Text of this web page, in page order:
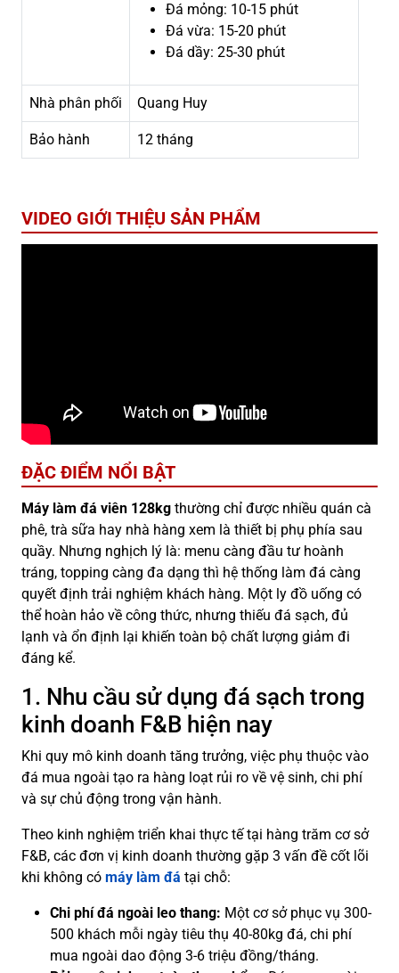
Đá mỏng: 10-15 phút
Đá vừa: 15-20 phút
Đá dầy: 25-30 phút
Nhà phân phối Quang Huy
Bảo hành 12 tháng
VIDEO GIỚI THIỆU SẢN PHẨM
ĐẶC ĐIỂM NỔI BẬT
Máy làm đá viên 128kg thường chỉ được nhiều quán cà
phê, trà sữa hay nhà hàng xem là thiết bị phụ phía sau
quầy. Nhưng nghịch lý là: menu càng đầu tư hoành
tráng, topping càng đa dạng thì hệ thống làm đá càng
quyết định trải nghiệm khách hàng. Một ly đồ uống có
thể hoàn hảo về công thức, nhưng thiếu đá sạch, đủ
lạnh và ổn định lại khiến toàn bộ chất lượng giảm đi
đáng kể.
1. Nhu cầu sử dụng đá sạch trong
kinh doanh F&B hiện nay
Khi quy mô kinh doanh tăng trưởng, việc phụ thuộc vào
đá mua ngoài tạo ra hàng loạt rủi ro về vệ sinh, chi phí
và sự chủ động trong vận hành.
Theo kinh nghiệm triển khai thực tế tại hàng trăm cơ sở
F&B, các đơn vị kinh doanh thường gặp 3 vấn đề cốt lõi
khi không có máy làm đá tại chỗ:
Chi phí đá ngoài leo thang: Một cơ sở phục vụ 300-
500 khách mỗi ngày tiêu thụ 40-80kg đá, chi phí
mua ngoài dao động 3-6 triệu đồng/tháng.